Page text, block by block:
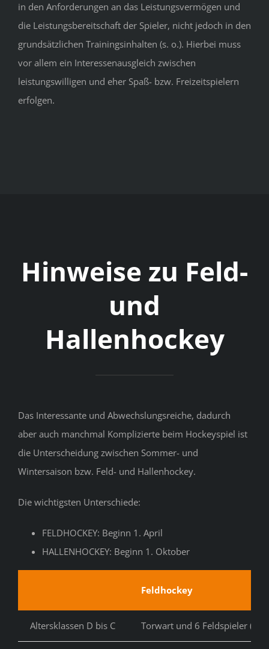
in den Anforderungen an das Leistungsvermögen und
die Leistungsbereitschaft der Spieler, nicht jedoch in den
grundsätzlichen Trainingsinhalten (s. o.). Hierbei muss
vor allem ein Interessenausgleich zwischen
leistungswilligen und eher Spaß- bzw. Freizeitspielern
erfolgen.
Hinweise zu Feld-
und
Hallenhockey
Das Interessante und Abwechslungsreiche, dadurch
aber auch manchmal Komplizierte beim Hockeyspiel ist
die Unterscheidung zwischen Sommer- und
Wintersaison bzw. Feld- und Hallenhockey.
Die wichtigsten Unterschiede:
FELDHOCKEY: Beginn 1. April
HALLENHOCKEY: Beginn 1. Oktober
Feldhockey
Altersklassen D bis C Torwart und 6 Feldspieler